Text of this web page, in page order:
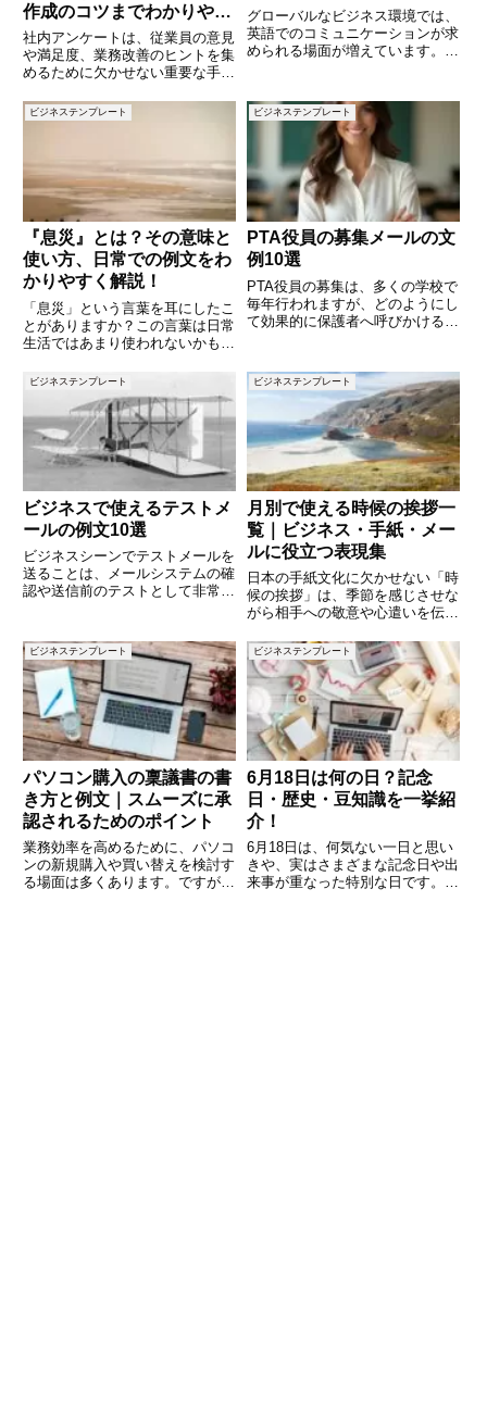
作成のコツまでわかりやす
く解説
社内アンケートは、従業員の意見
や満足度、業務改善のヒントを集
めるために欠かせない重要な手段
すればよいのか」「どんな質問を
設定すればよいのか」と悩む方も
な文章と設計ができていないと、
グローバルなビジネス環境では、
英語でのコミュニケーションが求
められる場面が増えています。特
つことがあり、正確に理解してお
くことが重要です。本記事では、
英語での会社の役職について、地
ビジネステンプレート
『息災』とは？その意味と
使い方、日常での例文をわ
かりやすく解説！
「息災」という言葉を耳にしたこ
とがありますか？この言葉は日常
生活ではあまり使われないかもし
ーマルな場面で使われることがあ
ります。「息災」とは何を意味す
るのか、どのように使うべきかを
正しく理解することで、あなたの
ビジネステンプレート
PTA役員の募集メールの文
例10選
PTA役員の募集は、多くの学校で
毎年行われますが、どのようにし
て効果的に保護者へ呼びかけるか
ールの文例を10個ご紹介しま
す。シンプルでわかりやすく、協
力を促す文例を集めましたので
ビジネステンプレート
ビジネスで使えるテストメ
ールの例文10選
ビジネスシーンでテストメールを
送ることは、メールシステムの確
認や送信前のテストとして非常に
でしょう。この記事では、テスト
メールを送る際のポイントと実際
に使える例文を10個ご紹介しま
ビジネステンプレート
月別で使える時候の挨拶一
覧｜ビジネス・手紙・メー
ルに役立つ表現集
日本の手紙文化に欠かせない「時
候の挨拶」は、季節を感じさせな
がら相手への敬意や心遣いを伝え
やフォーマルな場面では、月ごと
の季節感に沿った挨拶を使うこと
で、文章全体に温かみや信頼感が
生まれます。しかし「1月はどん
ビジネステンプレート
パソコン購入の稟議書の書
き方と例文｜スムーズに承
認されるためのポイント
業務効率を高めるために、パソコ
ンの新規購入や買い替えを検討す
る場面は多くあります。ですが、
ビジネステンプレート
6月18日は何の日？記念
日・歴史・豆知識を一挙紹
介！
6月18日は、何気ない一日と思い
きや、実はさまざまな記念日や出
来事が重なった特別な日です。